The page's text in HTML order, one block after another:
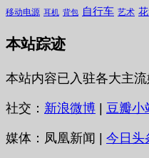
移动电源 耳机 背包 自行车 艺术
本站踪迹
本站内容已入驻各大主流
社交： 新浪微博 | 豆瓣小
媒体：凤凰新闻 | 今日头